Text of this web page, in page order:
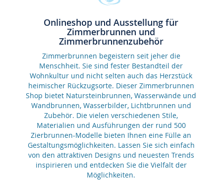
Onlineshop und Ausstellung für
Zimmerbrunnen und
Zimmerbrunnenzubehör
Zimmerbrunnen begeistern seit jeher die
Menschheit. Sie sind fester Bestandteil der
Wohnkultur und nicht selten auch das Herzstück
heimischer Rückzugsorte. Dieser Zimmerbrunnen
Shop bietet Natursteinbrunnen, Wasserwände und
Wandbrunnen, Wasserbilder, Lichtbrunnen und
Zubehör. Die vielen verschiedenen Stile,
Materialien und Ausführungen der rund 500
Zierbrunnen-Modelle bieten Ihnen eine Fülle an
Gestaltungsmöglichkeiten. Lassen Sie sich einfach
von den attraktiven Designs und neuesten Trends
inspirieren und entdecken Sie die Vielfalt der
Möglichkeiten.